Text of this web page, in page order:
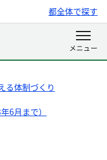
都全体で探す
る体制づくり
6月まで）